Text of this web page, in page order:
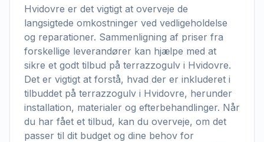
Hvidovre er det vigtigt at overveje de
langsigtede omkostninger ved vedligeholdelse
og reparationer. Sammenligning af priser fra
forskellige leverandører kan hjælpe med at
sikre et godt tilbud på terrazzogulv i Hvidovre.
Det er vigtigt at forstå, hvad der er inkluderet i
tilbuddet på terrazzogulv i Hvidovre, herunder
installation, materialer og efterbehandlinger. Når
du har fået et tilbud, kan du overveje, om det
passer til dit budget og dine behov for